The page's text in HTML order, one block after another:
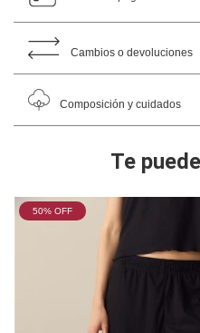
Cambios o devoluciones
Composición y cuidados
Te
50% OFF